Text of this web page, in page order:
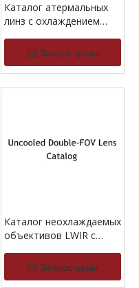
Каталог атермальных
линз с охлаждением
Запрос цены
Каталог неохлаждаемых
объективов LWIR с
Запрос цены